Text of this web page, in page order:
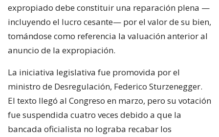
expropiado debe constituir una reparación plena —
incluyendo el lucro cesante— por el valor de su bien,
tomándose como referencia la valuación anterior al
anuncio de la expropiación.
La iniciativa legislativa fue promovida por el
ministro de Desregulación, Federico Sturzenegger.
El texto llegó al Congreso en marzo, pero su votación
fue suspendida cuatro veces debido a que la
bancada oficialista no lograba recabar los